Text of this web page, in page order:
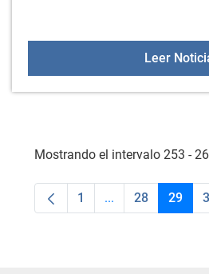
Leer
Mostrando el intervalo 253 -
Página
1 ...PáginasPágina
28 29